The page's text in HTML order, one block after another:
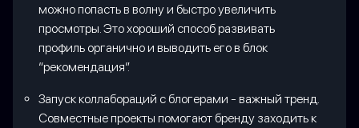
можно попасть в волну и быстро увеличить
просмотры. Это хороший способ развивать
профиль органично и выводить его в блок
“рекомендация”.
Запуск коллабораций с блогерами - важный тренд.
Совместные проекты помогают бренду заходить к